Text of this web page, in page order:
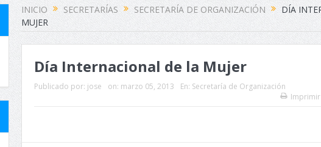
INICIO SECRETARÍAS SECRETARÍA DE ORGANIZACIÓN
DÍA
MUJER
Día Internacional de la Mujer
Publicado por: jose on: marzo 05, 2013 En: Secretaría de Organización
Imprimir